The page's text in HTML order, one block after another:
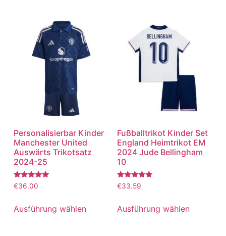
Personalisierbar Kinder
Manchester United
Auswärts Trikotsatz
2024-25
Bewertet
mit
von 5
€36.00
Ausführung wählen
Fußballtrikot Kinder Set
England Heimtrikot EM
2024 Jude Bellingham
10
Bewertet
mit
von 5
€33.59
Ausführung wählen